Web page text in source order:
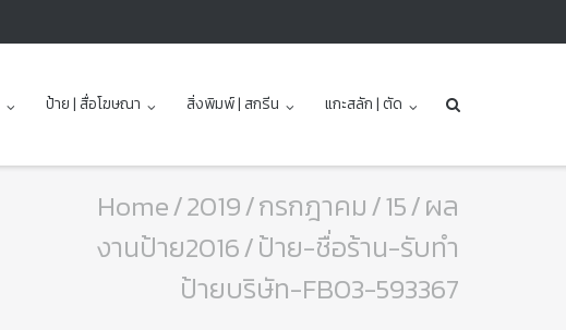
ป้าย | สื่อโฆษณา สิ่งพิมพ์ | สกรีน แกะสลัก | ตัด
Home/2019/กรกฎาคม/15/ผล
งานป้าย2016/ป้าย-ชื่อร้าน-รับทำ
ป้ายบริษัท-FB03-593367